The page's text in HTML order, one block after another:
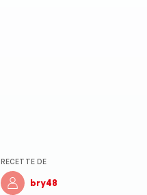
RECETTE DE
bry48